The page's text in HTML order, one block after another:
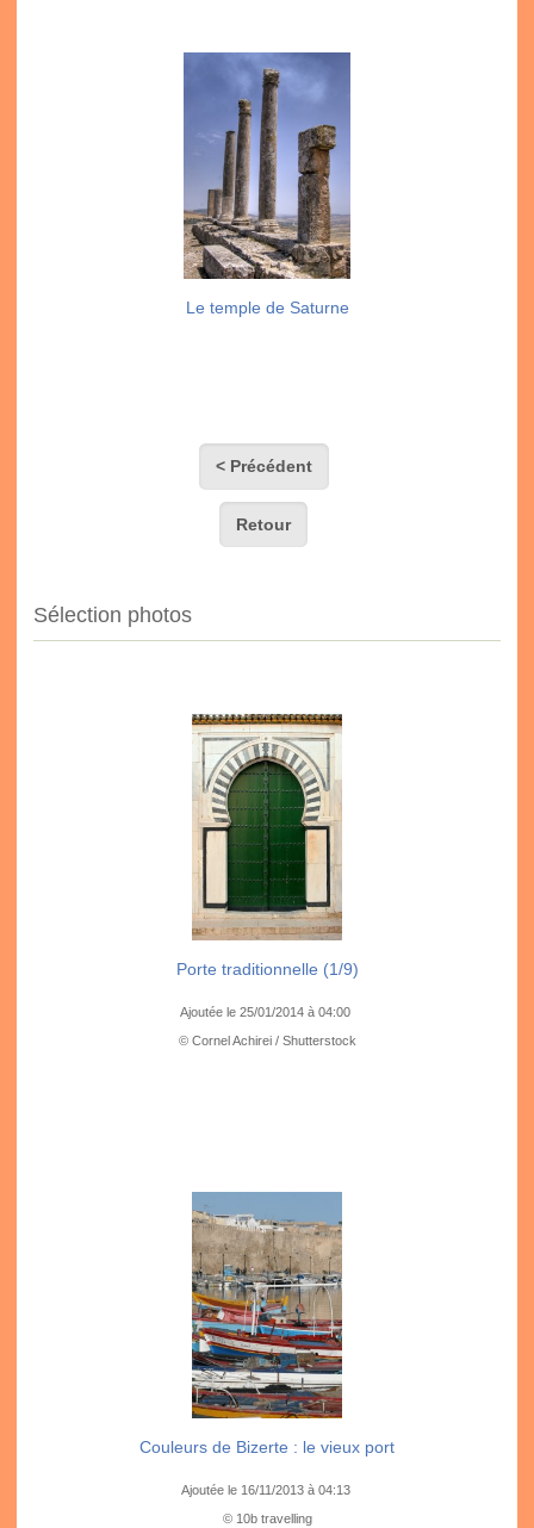
Le temple de Saturne
< Précédent
Retour
Sélection photos
Porte traditionnelle (1/9)
Ajoutée le 25/01/2014 à 04:00
© Cornel Achirei / Shutterstock
Couleurs de Bizerte : le vieux port
Ajoutée le 16/11/2013 à 04:13
© 10b travelling